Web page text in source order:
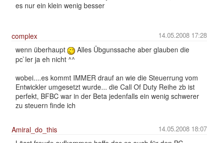
es nur ein klein wenig besser
14.05.2008 17:28
complex
wenn überhaupt
Alles Übgunssache aber glauben die
pc`ler ja eh nicht ^^
wobei....es kommt IMMER drauf an wie die Steuerrung vom
Entwickler umgesetzt wurde... die Call Of Duty Reihe zb ist
perfekt, BFBC war in der Beta jedenfalls ein wenig schwerer
zu steuern finde ich
14.05.2008 18:07
Amiral_do_this